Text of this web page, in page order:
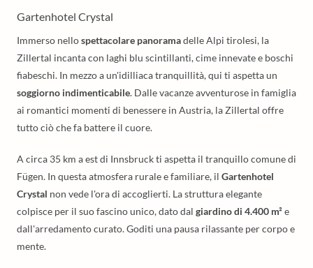
Gartenhotel Crystal
Immerso nellospettacolare panoramadelle Alpi tirolesi, la
Zillertal incanta con laghi blu scintillanti, cime innevate e boschi
fiabeschi. In mezzo a un'idilliaca tranquillità, qui ti aspetta un
soggiorno indimenticabile. Dalle vacanze avventurose in famiglia
ai romantici momenti di benessere in Austria, la Zillertal offre
tutto ciò che fa battere il cuore.
A circa 35 km a est di Innsbruck ti aspetta il tranquillo comune di
Fügen. In questa atmosfera rurale e familiare, il Gartenhotel
Crystal non vede l'ora di accoglierti. La struttura elegante
colpisce per il suo fascino unico, dato dal giardino di 4.400 m²e
dall'arredamento curato. Goditi una pausa rilassante per corpo e
mente.